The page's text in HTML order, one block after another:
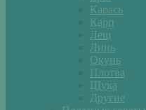
Карась
Карп
Лещ
Линь
Окунь
Плотва
Щука
Другие